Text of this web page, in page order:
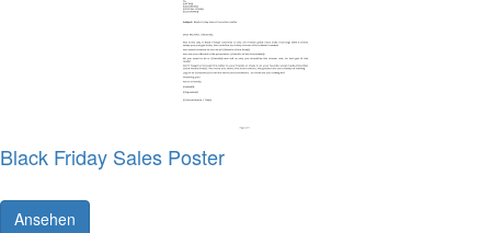
Black Friday Sales Poster
Ansehen